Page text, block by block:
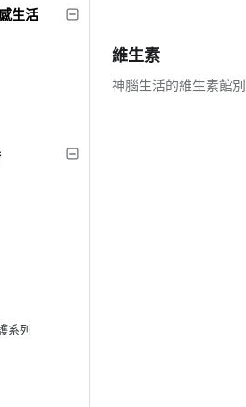
生活
系列
維生素
神腦生活的維生素館